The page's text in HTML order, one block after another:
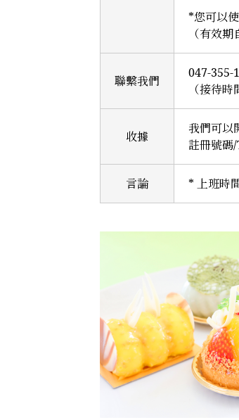
*您可以
（有效
聯繫我們
047-355-
（接待
收據
我們可以
註冊號碼
言論 * 上班時